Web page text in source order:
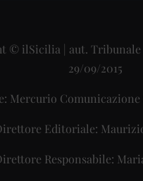
© ilSicilia | aut. Tribunale
29/09/2015
Mercurio Comunicazione
Editoriale:
Responsabile: